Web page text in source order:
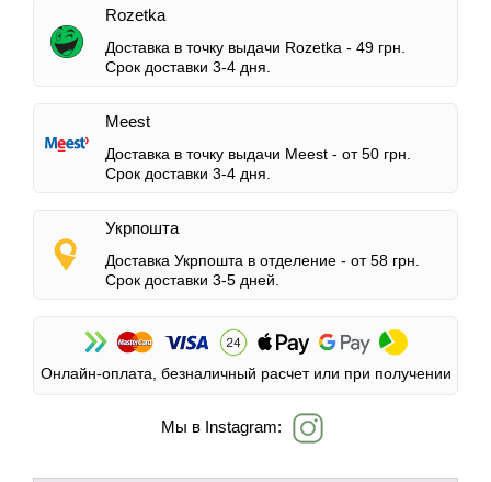
Rozetka
Доставка в точку выдачи Rozetka - 49 грн.
Срок доставки 3-4 дня.
Meest
Доставка в точку выдачи Meest - от 50 грн.
Срок доставки 3-4 дня.
Укрпошта
Доставка Укрпошта в отделение - от 58 грн.
Срок доставки 3-5 дней.
Онлайн-оплата, безналичный расчет или при получении
Мы в Instagram: